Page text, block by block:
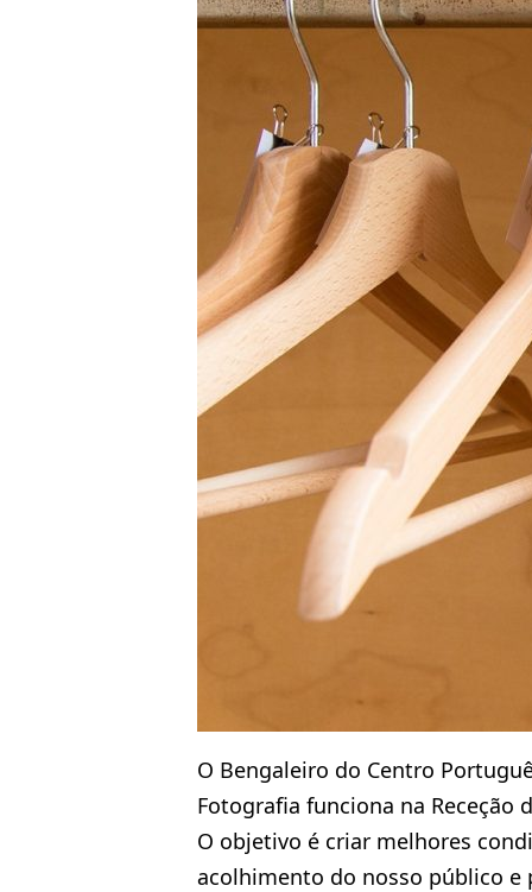
O Bengaleiro do Centro
Fotografia funciona na Receção
O objetivo é criar melhores
acolhimento do nosso público e